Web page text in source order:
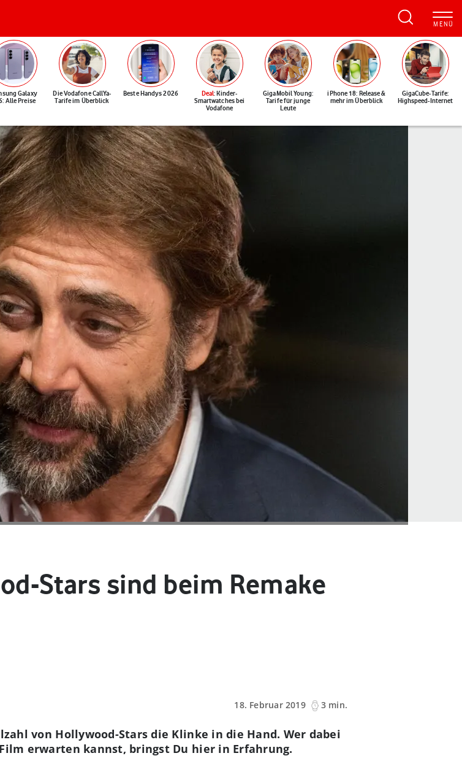
Galaxy
Alle Preise
Die Vodafone CallYa-
Tarife im Überblick
Beste Handys 2026 Deal: Kinder-
Smartwatches bei
Vodafone
GigaMobil Young:
Tarife für junge
Leute
iPhone 18: Release &
mehr im Überblick
GigaCube-Tarife:
Highspeed-Internet
Stars sind beim Remake
18. Februar 2019
3 min.
von Hollywood-Stars die Klinke in die Hand. Wer dabei
erwarten kannst, bringst Du hier in Erfahrung.